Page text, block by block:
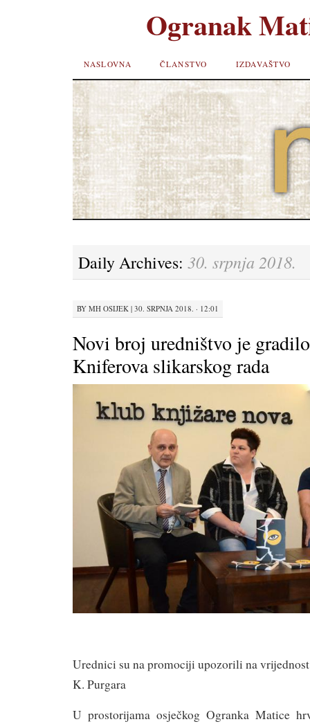
Ogranak
SKIP TO
CONTENT
NASLOVNA ČLANSTVO IZDAVAŠTVO
Daily Archives: 30. srpnja 2018.
BY MH OSIJEK | 30. SRPNJA 2018. · 12:01
Novi broj uredništvo je
Kniferova slikarskog rada
Urednici su na promociji upozorili na
K. Purgara
U prostorijama osječkog Ogranka Matice